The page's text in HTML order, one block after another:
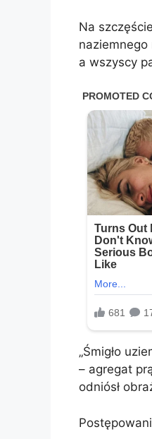
Na
naziemnego
a wszyscy
„Śmigło
– agregat
odniósł